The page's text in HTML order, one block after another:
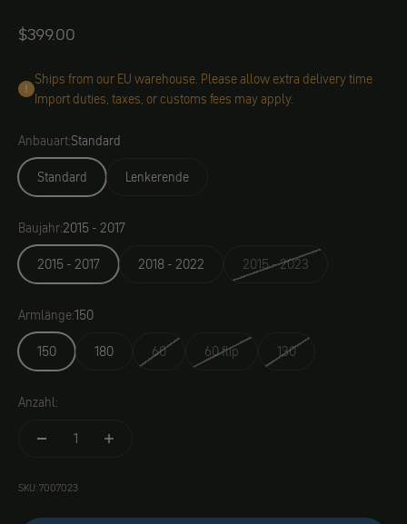
Angebot
$399.00
Ships from our EU warehouse. Please allow extra delivery time
Import duties, taxes, or customs fees may apply.
Anbauart:Standard
Standard
Lenkerende
Baujahr:2015 - 2017
2015 - 2017
2018 - 2022 2015 - 2023
Armlänge:150
150
180 60 60 flip 130
Anzahl:
SKU: 7007023